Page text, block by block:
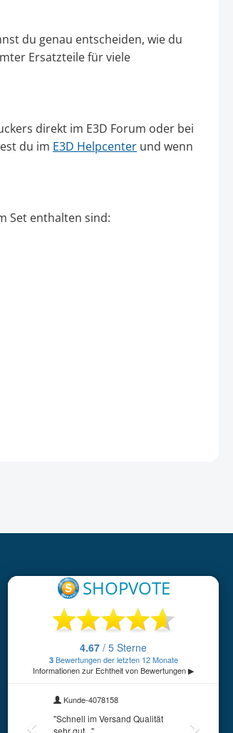
du genau entscheiden, wie du
Ersatzteile für viele
direkt im E3D Forum oder bei
du im E3D Helpcenter und wenn
Set enthalten sind: